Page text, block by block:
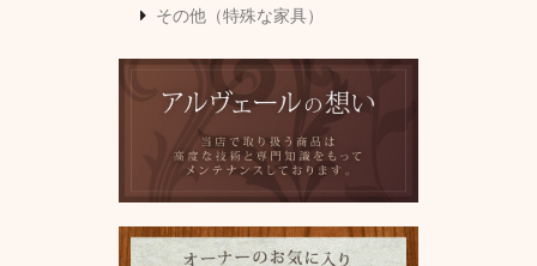
その他（特殊な家具）